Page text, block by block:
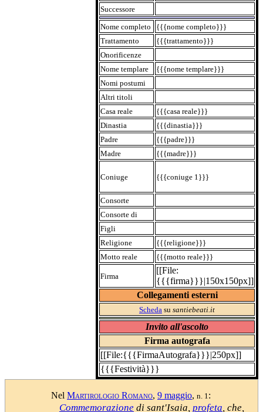
Successore
Nome completo
{{{nome completo}}}
Trattamento
{{{trattamento}}}
Onorificenze
Nome templare
{{{nome templare}}}
Nomi postumi
Altri titoli
Casa reale
{{{casa reale}}}
Dinastia
{{{dinastia}}}
Padre
{{{padre}}}
Madre
{{{madre}}}
Coniuge {{{coniuge 1}}}
Consorte
Consorte di
Figli
Religione
{{{religione}}}
Motto reale
{{{motto reale}}}
Firma
[[File:
{{{firma}}}|150x150px]]
Collegamenti esterni
Scheda su santiebeati.it
Invito all'ascolto
Firma autografa
[[File:{{{FirmaAutografa}}}|250px]]
{{{Festività}}}
Nel Martirologio Romano, 9 maggio, n. 1:
Commemorazione di sant'Isaia, profeta, che,